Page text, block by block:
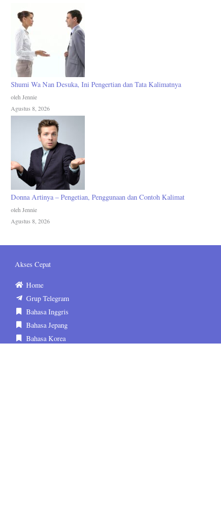
Shumi Wa Nan Desuka, Ini Pengertian dan Tata Kalimatnya
oleh Jennie
Agustus 8, 2026
Donna Artinya – Pengetian, Penggunaan dan Contoh Kalimat
oleh Jennie
Agustus 8, 2026
Akses Cepat
Home
Grup Telegram
Bahasa Inggris
Bahasa Jepang
Bahasa Korea